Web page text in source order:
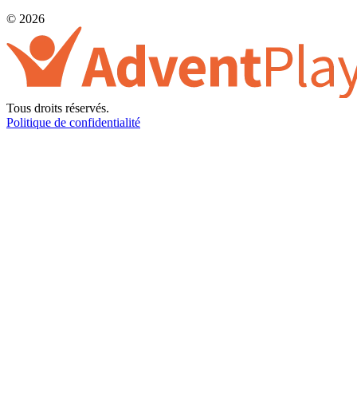
© 2026
Tous droits réservés.
Politique de confidentialité